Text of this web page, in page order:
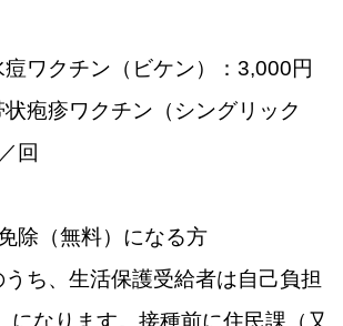
ワクチン（ビケン）：3,000円
疱疹ワクチン（シングリック
回
除（無料）になる方
ち、生活保護受給者は自己負担
になります。接種前に住民課（又